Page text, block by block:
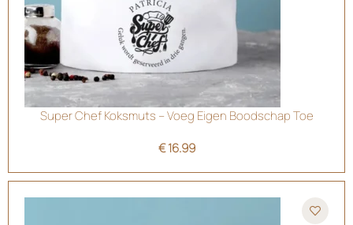
Super Chef Koksmuts – Voeg Eigen Boodschap Toe
€16.99